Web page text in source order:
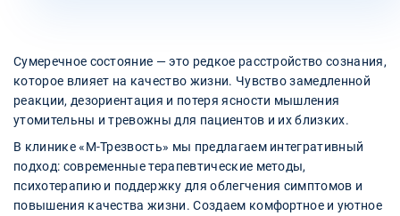
Сумеречное состояние — это редкое расстройство сознания,
которое влияет на качество жизни. Чувство замедленной
реакции, дезориентация и потеря ясности мышления
утомительны и тревожны для пациентов и их близких.
В клинике «М-Трезвость» мы предлагаем интегративный
подход: современные терапевтические методы,
психотерапию и поддержку для облегчения симптомов и
повышения качества жизни. Создаем комфортное и уютное